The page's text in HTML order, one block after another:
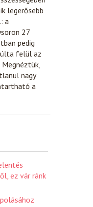
legerősebb
a
27
pedig
felül az
nagy
a
ez vár ránk